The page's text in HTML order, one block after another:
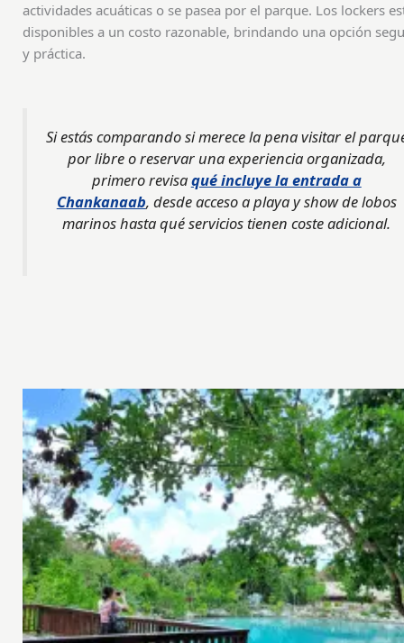
actividades acuáticas o se pasea por el parque. Los lockers
disponibles a un costo razonable, brindando una opción
y práctica.
Si estás comparando si merece la pena visitar el
por libre o reservar una experiencia organizada,
primero revisaqué incluye la entrada a
Chankanaab, desde acceso a playa y show de lobos
marinos hasta qué servicios tienen coste adicional.